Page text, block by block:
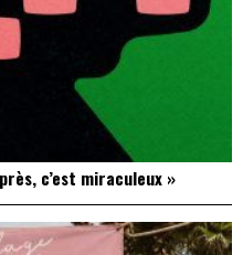
c’est miraculeux »